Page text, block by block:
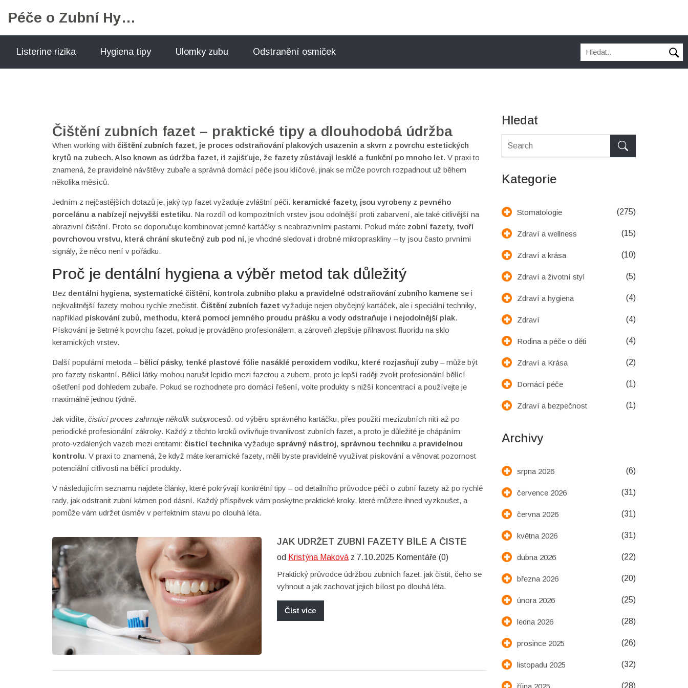
Péče o Zubní Hygienu
Listerine rizika Hygiena tipy Ulomky zubu Odstranění osmiček
Čištění zubních fazet – praktické tipy a dlouhodobá údržba
When working with čištění zubních fazet, je proces odstraňování plakových usazenin a skvrn z povrchu estetických
krytů na zubech. Also known as údržba fazet, it zajišťuje, že fazety zůstávají lesklé a funkční po mnoho let. V praxi to
znamená, že pravidelné návštěvy zubaře a správná domácí péče jsou klíčové, jinak se může povrch rozpadnout už během
několika měsíců.
Jedním z nejčastějších dotazů je, jaký typ fazet vyžaduje zvláštní péči. keramické fazety, jsou vyrobeny z pevného
porcelánu a nabízejí nejvyšší estetiku. Na rozdíl od kompozitních vrstev jsou odolnější proti zabarvení, ale také citlivější na
abrazivní čištění. Proto se doporučuje kombinovat jemné kartáčky s neabrazivními pastami. Pokud máte zobní fazety, tvoří
povrchovou vrstvu, která chrání skutečný zub pod ní, je vhodné sledovat i drobné mikropraskliny – ty jsou často prvními
signály, že něco není v pořádku.
Proč je dentální hygiena a výběr metod tak důležitý
Bez dentální hygiena, systematické čištění, kontrola zubního plaku a pravidelné odstraňování zubního kamene se i
nejkvalitnější fazety mohou rychle znečistit. Čištění zubních fazet vyžaduje nejen obyčejný kartáček, ale i speciální techniky,
například pískování zubů, methodu, která pomocí jemného proudu prášku a vody odstraňuje i nejodolnější plak.
Pískování je šetrné k povrchu fazet, pokud je prováděno profesionálem, a zároveň zlepšuje přilnavost fluoridu na sklo
keramických vrstev.
Další populární metoda – bělicí pásky, tenké plastové fólie nasáklé peroxidem vodíku, které rozjasňují zuby – může být
pro fazety riskantní. Bělicí látky mohou narušit lepidlo mezi fazetou a zubem, proto je lepší raději zvolit profesionální bělící
ošetření pod dohledem zubaře. Pokud se rozhodnete pro domácí řešení, volte produkty s nižší koncentrací a používejte je
maximálně jednou týdně.
Jak vidíte, čistící proces zahrnuje několik subprocesů: od výběru správného kartáčku, přes použití mezizubních nití až po
periodické profesionální zákroky. Každý z těchto kroků ovlivňuje trvanlivost zubních fazet, a proto je důležité je chápáním
proto‑vzdálených vazeb mezi entitami: čistící technika vyžaduje správný nástroj, správnou techniku a pravidelnou
kontrolu. V praxi to znamená, že když máte keramické fazety, měli byste pravidelně využívat pískování a věnovat pozornost
potenciální citlivosti na bělicí produkty.
V následujícím seznamu najdete články, které pokrývají konkrétní tipy – od detailního průvodce péčí o zubní fazety až po rychlé
rady, jak odstranit zubní kámen pod dásní. Každý příspěvek vám poskytne praktické kroky, které můžete ihned vyzkoušet, a
pomůže vám udržet úsměv v perfektním stavu po dlouhá léta.
JAK UDRŽET ZUBNÍ FAZETY BÍLÉ A ČISTÉ
od Kristýna Makováz 7.10.2025 Komentáře (0)
Praktický průvodce údržbou zubních fazet: jak čistit, čeho se
vyhnout a jak zachovat jejich bílost po dlouhá léta.
Číst více
Hledat
Kategorie
Stomatologie (275)
Zdraví a wellness (15)
Zdraví a krása (10)
Zdraví a životní styl (5)
Zdraví a hygiena (4)
Zdraví (4)
Rodina a péče o děti (4)
Zdraví a Krása (2)
Domácí péče (1)
Zdraví a bezpečnost (1)
Archivy
srpna 2026 (6)
července 2026 (31)
června 2026 (31)
května 2026 (31)
dubna 2026 (22)
března 2026 (20)
února 2026 (25)
ledna 2026 (28)
prosince 2025 (26)
listopadu 2025 (32)
října 2025 (28)